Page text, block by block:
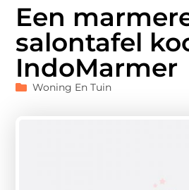
Een
salontafel
IndoMarmer
Woning En Tuin